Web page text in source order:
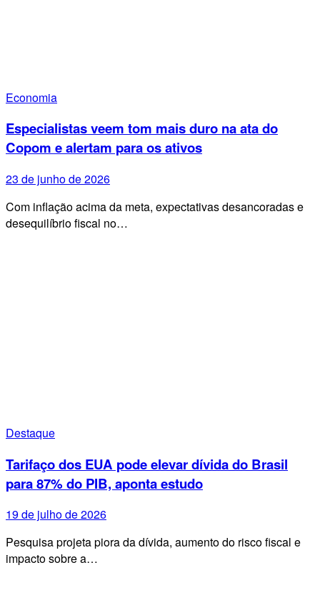
Economia
Especialistas veem tom mais duro na ata do
Copom e alertam para os ativos
23 de junho de 2026
Com inflação acima da meta, expectativas desancoradas e
desequilíbrio fiscal no…
Destaque
Tarifaço dos EUA pode elevar dívida do Brasil
para 87% do PIB, aponta estudo
19 de julho de 2026
Pesquisa projeta piora da dívida, aumento do risco fiscal e
impacto sobre a…